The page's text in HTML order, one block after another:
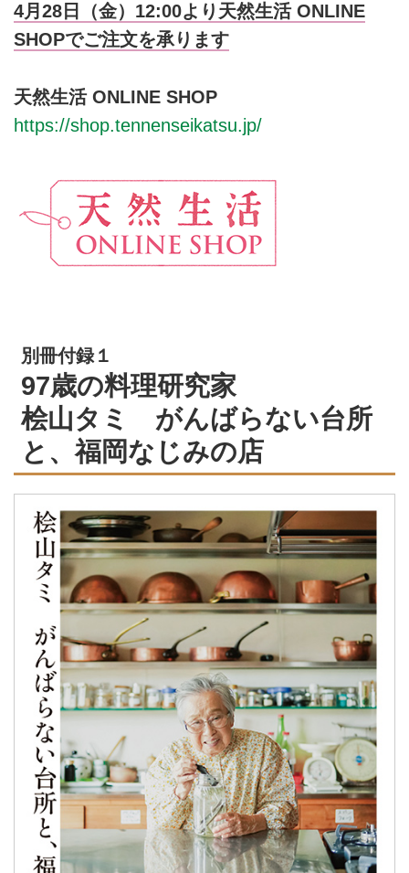
4月28日（金）12:00より天然生活 ONLINE
SHOPでご注文を承ります
天然生活 ONLINE SHOP
https://shop.tennenseikatsu.jp/
別冊付録１
97歳の料理研究家
桧山タミ がんばらない台所
と、福岡なじみの店